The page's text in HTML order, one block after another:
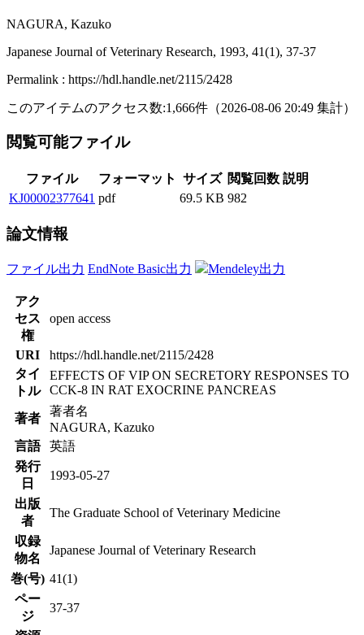
NAGURA, Kazuko
Japanese Journal of Veterinary Research, 1993, 41(1), 37-37
Permalink : https://hdl.handle.net/2115/2428
このアイテムのアクセス数:1,666件 （2026-08-06 20:49 集計）
閲覧可能ファイル
ファイル フォーマット サイズ 閲覧回数 説明
KJ00002377641 pdf 69.5 KB 982
論文情報
ファイル出力 EndNote Basic出力 Mendeley出力
アク
セス
権
open access
URI
https://hdl.handle.net/2115/2428
タイ
トル
EFFECTS OF VIP ON SECRETORY RESPONSES TO
CCK-8 IN RAT EXOCRINE PANCREAS
著者
著者名
NAGURA, Kazuko
言語
英語
発行
日
1993-05-27
出版
者
The Graduate School of Veterinary Medicine
収録
物名
Japanese Journal of Veterinary Research
巻(号) 41(1)
ペー
ジ
37-37